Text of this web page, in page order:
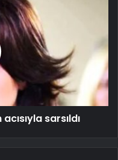
sarsıldı